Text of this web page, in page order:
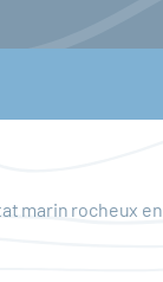
marin rocheux en